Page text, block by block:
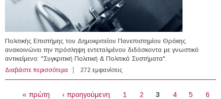
Πολιτικής Επιστήμης του Δημοκριτείου Πανεπιστημίου Θράκης
ανακοινώνει την πρόσληψη εντεταλμένου διδάσκοντα με γνωστικό
αντικείμενο: "Συγκριτική Πολιτική & Πολιτικά Συστήματα".
Διαβάστε περισσότερα για Εντεταλμένος Διδάσκοντας στο Τμήμα Πολιτικής
Επιστήμης του Δ.Π.Θ.
272 εμφανίσεις
« πρώτη ‹ προηγούμενη 1 2 3 4 5
6